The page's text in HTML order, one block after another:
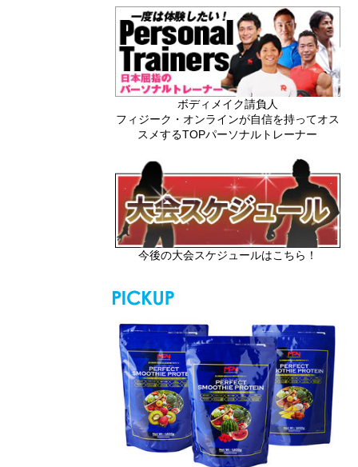
ボディメイク請負人
フィジーク・オンラインが自信を持ってオス
スメするTOPパーソナルトレーナー
今後の大会スケジュールはこちら！